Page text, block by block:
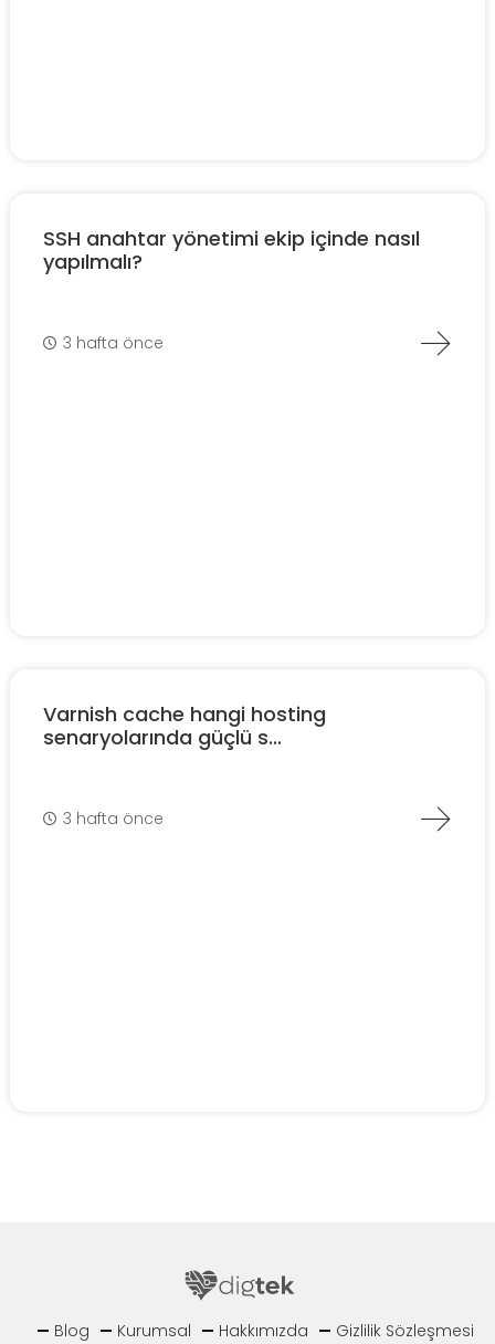
SSH anahtar yönetimi ekip içinde nasıl
yapılmalı?
3 hafta önce
Varnish cache hangi hosting
senaryolarında güçlü s...
3 hafta önce
Blog Kurumsal Hakkımızda Gizlilik Sözleşmesi